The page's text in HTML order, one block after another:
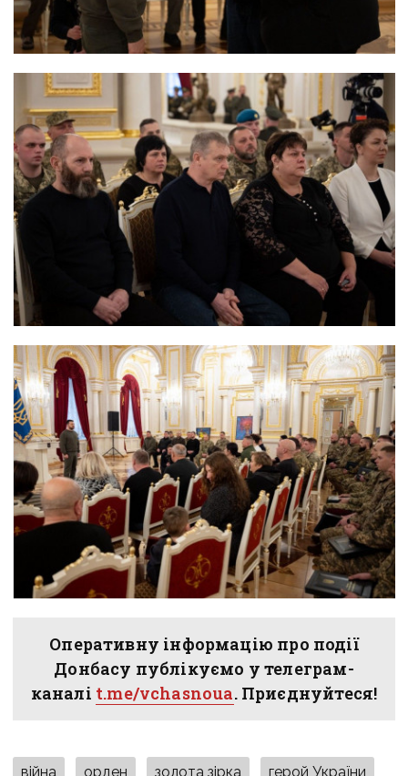
Оперативну інформацію про події
Донбасу публікуємо у телеграм-
каналі t.me/vchasnoua. Приєднуйтеся!
війна орден золота зірка герой України